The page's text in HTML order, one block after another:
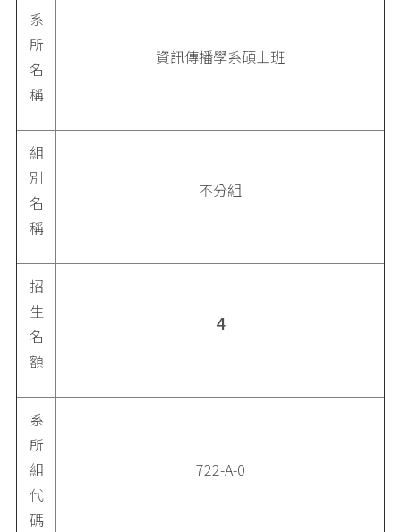
系
所
名
稱
資訊傳播學系碩士班
組
別
名
稱
不分組
招
生
名
額
4
系
所
組
代
碼
722-A-0